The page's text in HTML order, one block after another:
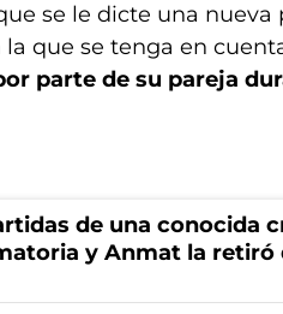
se le dicte una nueva
que se tenga en
parte de su pareja
de una conocida
y Anmat la retiró